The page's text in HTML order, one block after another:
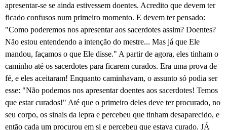
apresentar-se se ainda estivessem doentes. Acredito que devem ter
ficado confusos num primeiro momento. E devem ter pensado:
"Como poderemos nos apresentar aos sacerdotes assim? Doentes?
Não estou entendendo a intenção do mestre... Mas já que Ele
mandou, façamos o que Ele disse." A partir de agora, eles tinham o
caminho até os sacerdotes para ficarem curados. Era uma prova de
fé, e eles aceitaram! Enquanto caminhavam, o assunto só podia ser
esse: "Não podemos nos apresentar doentes aos sacerdotes! Temos
que estar curados!" Até que o primeiro deles deve ter procurado, no
seu corpo, os sinais da lepra e percebeu que tinham desaparecido, e
então cada um procurou em si e percebeu que estava curado. JÁ